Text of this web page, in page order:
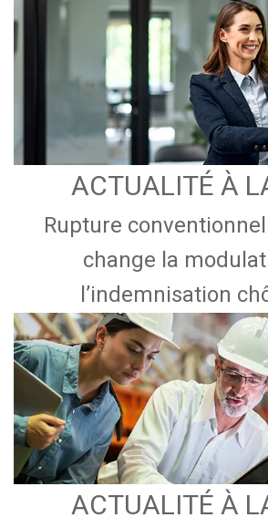
ACTUALITÉ À
Rupture
change la
l’indemnisation
ACTUALITÉ À